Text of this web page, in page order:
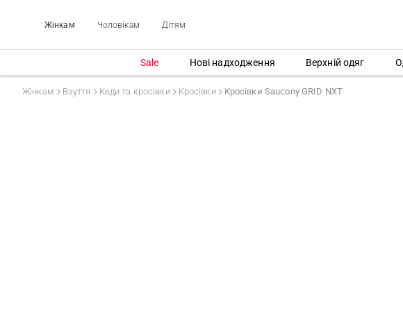
Жінкам Чоловікам Дітям
Sale Нові надходження Верхній одяг
Жінкам Взуття Кеди та кросівки Кросівки Кросівки Saucony GRID NXT